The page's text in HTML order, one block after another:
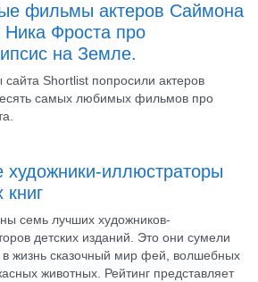
фильмы актеров Саймона
Ника Фроста про
на Земле.
сайта Shortlist попросили актеров
самых любимых фильмов про
художники-иллюстраторы
книг
семь лучших художников-
детских изданий. Это они сумели
в жизнь сказочный мир фей, волшебных
животных. Рейтинг представляет